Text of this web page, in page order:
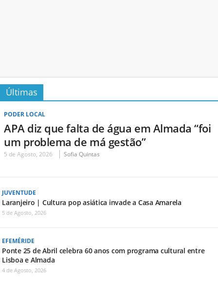
Últimas
PODER LOCAL
APA diz que falta de água em Almada “foi
um problema de má gestão”
5 de Agosto, 2026 Sofia Quintas
JUVENTUDE
Laranjeiro | Cultura pop asiática invade a Casa Amarela
5 de Agosto, 2026
EFEMÉRIDE
Ponte 25 de Abril celebra 60 anos com programa cultural entre
Lisboa e Almada
4 de Agosto, 2026